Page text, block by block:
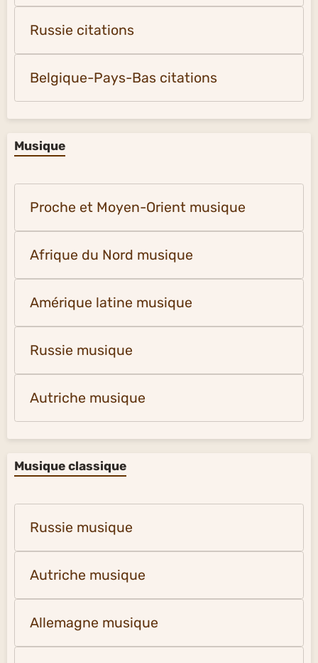
Russie citations
Belgique-Pays-Bas citations
Musique
Proche et Moyen-Orient musique
Afrique du Nord musique
Amérique latine musique
Russie musique
Autriche musique
Musique classique
Russie musique
Autriche musique
Allemagne musique